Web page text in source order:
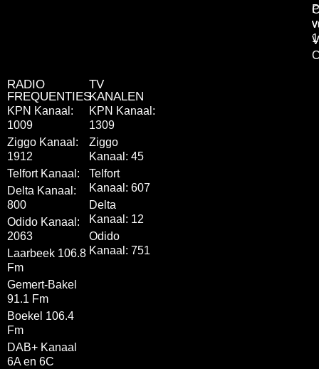
RADIO
FREQUENTIES
KPN Kanaal:
1009
Ziggo Kanaal:
1912
Telfort Kanaal:
Delta Kanaal:
800
Odido Kanaal:
2063
Laarbeek 106.8
Fm
Gemert-Bakel
91.1 Fm
Boekel 106.4
Fm
DAB+ Kanaal
6A en 6C
TV
KANALEN
KPN Kanaal:
1309
Ziggo
Kanaal: 45
Telfort
Kanaal: 607
Delta
Kanaal: 12
Odido
Kanaal: 751